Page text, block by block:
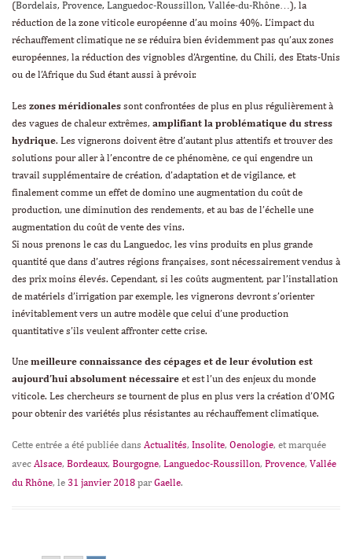
(Bordelais, Provence, Languedoc-Roussillon, Vallée-du-Rhône…), la
réduction de la zone viticole européenne d’au moins 40%. L’impact du
réchauffement climatique ne se réduira bien évidemment pas qu’aux zones
européennes, la réduction des vignobles d’Argentine, du Chili, des Etats-Unis
ou de l’Afrique du Sud étant aussi à prévoir.
Les zones méridionales sont confrontées de plus en plus régulièrement à
des vagues de chaleur extrêmes, amplifiant la problématique du stress
hydrique. Les vignerons doivent être d’autant plus attentifs et trouver des
solutions pour aller à l’encontre de ce phénomène, ce qui engendre un
travail supplémentaire de création, d’adaptation et de vigilance, et
finalement comme un effet de domino une augmentation du coût de
production, une diminution des rendements, et au bas de l’échelle une
augmentation du coût de vente des vins.
Si nous prenons le cas du Languedoc, les vins produits en plus grande
quantité que dans d’autres régions françaises, sont nécessairement vendus à
des prix moins élevés. Cependant, si les coûts augmentent, par l’installation
de matériels d’irrigation par exemple, les vignerons devront s’orienter
inévitablement vers un autre modèle que celui d’une production
quantitative s’ils veulent affronter cette crise.
Une meilleure connaissance des cépages et de leur évolution est
aujourd’hui absolument nécessaire et est l’un des enjeux du monde
viticole. Les chercheurs se tournent de plus en plus vers la création d’OMG
pour obtenir des variétés plus résistantes au réchauffement climatique.
Cette entrée a été publiée dans Actualités, Insolite, Oenologie, et marquée
avec Alsace, Bordeaux, Bourgogne, Languedoc-Roussillon, Provence, Vallée
du Rhône, le 31 janvier 2018 par Gaelle.